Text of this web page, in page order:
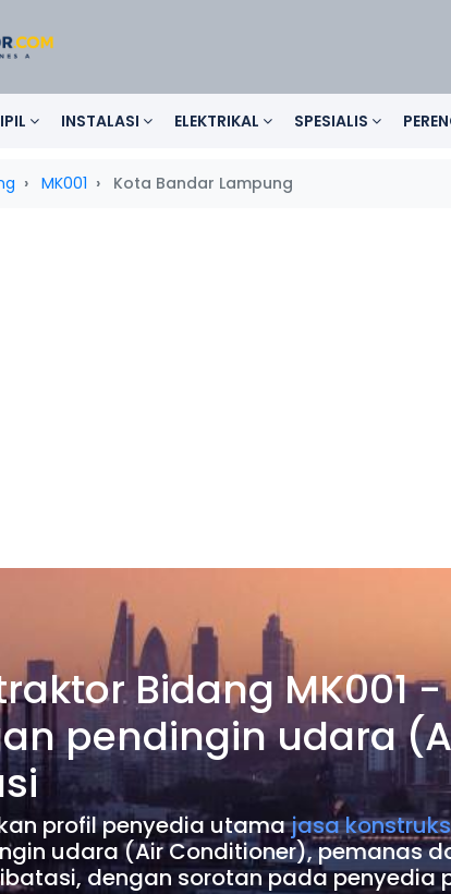
INSTALASI ELEKTRIKAL SPESIALIS
MK001 Kota Bandar Lampung
Bidang MK001
pendingin udara
profil penyedia utamajasa
udara (Air Conditioner), pemanas
dengan sorotan pada